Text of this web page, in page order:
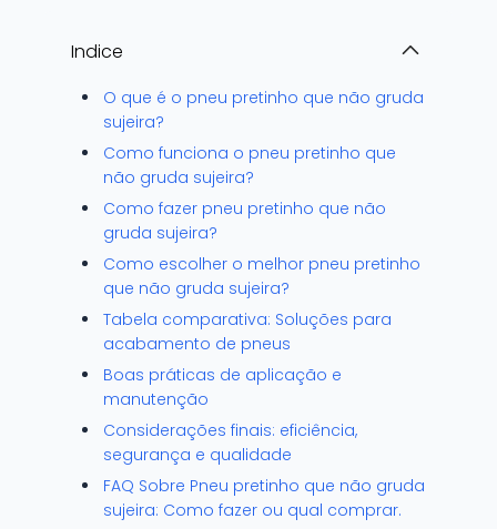
Indice
O que é o pneu pretinho que não gruda
sujeira?
Como funciona o pneu pretinho que
não gruda sujeira?
Como fazer pneu pretinho que não
gruda sujeira?
Como escolher o melhor pneu pretinho
que não gruda sujeira?
Tabela comparativa: Soluções para
acabamento de pneus
Boas práticas de aplicação e
manutenção
Considerações finais: eficiência,
segurança e qualidade
FAQ Sobre Pneu pretinho que não gruda
sujeira: Como fazer ou qual comprar.